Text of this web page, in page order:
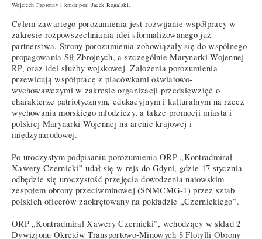
Wojciech Paprotny i kmdr por. Jacek Rogalski.
Celem zawartego porozumienia jest rozwijanie współpracy w
zakresie rozpowszechniania idei sformalizowanego już
partnerstwa. Strony porozumienia zobowiązały się do wspólnego
propagowania Sił Zbrojnych, a szczególnie Marynarki Wojennej
RP, oraz idei służby wojskowej. Założenia porozumienia
przewidują współpracę z placówkami oświatowo-
wychowawczymi w zakresie organizacji przedsięwzięć o
charakterze patriotycznym, edukacyjnym i kulturalnym na rzecz
wychowania morskiego młodzieży, a także promocji miasta i
polskiej Marynarki Wojennej na arenie krajowej i
międzynarodowej.
Po uroczystym podpisaniu porozumienia ORP „Kontradmirał
Xawery Czernicki” udał się w rejs do Gdyni, gdzie 17 stycznia
odbędzie się uroczystość przejęcia dowodzenia natowskim
zespołem obrony przeciwminowej (SNMCMG-1) przez sztab
polskich oficerów zaokrętowany na pokładzie „Czernickiego”.
ORP „Kontradmirał Xawery Czernicki”, wchodzący w skład 2
Dywizjonu Okrętów Transportowo-Minowych 8 Flotylli Obrony